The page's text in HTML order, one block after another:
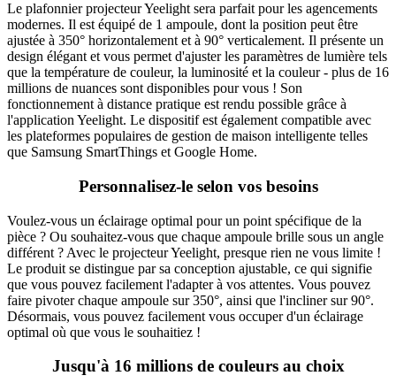
Le plafonnier projecteur Yeelight sera parfait pour les agencements
modernes. Il est équipé de 1 ampoule, dont la position peut être
ajustée à 350° horizontalement et à 90° verticalement. Il présente un
design élégant et vous permet d'ajuster les paramètres de lumière tels
que la température de couleur, la luminosité et la couleur - plus de 16
millions de nuances sont disponibles pour vous ! Son
fonctionnement à distance pratique est rendu possible grâce à
l'application Yeelight. Le dispositif est également compatible avec
les plateformes populaires de gestion de maison intelligente telles
que Samsung SmartThings et Google Home.
Personnalisez-le selon vos besoins
Voulez-vous un éclairage optimal pour un point spécifique de la
pièce ? Ou souhaitez-vous que chaque ampoule brille sous un angle
différent ? Avec le projecteur Yeelight, presque rien ne vous limite !
Le produit se distingue par sa conception ajustable, ce qui signifie
que vous pouvez facilement l'adapter à vos attentes. Vous pouvez
faire pivoter chaque ampoule sur 350°, ainsi que l'incliner sur 90°.
Désormais, vous pouvez facilement vous occuper d'un éclairage
optimal où que vous le souhaitiez !
Jusqu'à 16 millions de couleurs au choix